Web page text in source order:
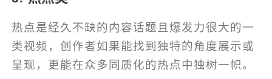
热点是经久不缺的内容话题且爆发力很大的一
类视频，创作者如果能找到独特的角度展示或
呈现，更能在众多同质化的热点中独树一帜。